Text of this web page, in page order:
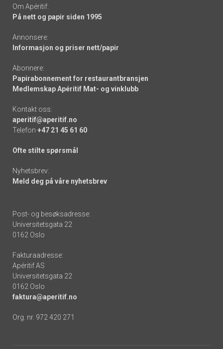
Om Apéritif:
På nett og papir siden 1995
Annonsere:
Informasjon og priser nett/papir
Abonnere:
Papirabonnement for restaurantbransjen
Medlemskap Apéritif Mat- og vinklubb
Kontakt oss:
aperitif@aperitif.no
Telefon +47 21 45 61 60
Ofte stilte spørsmål
Nyhetsbrev:
Meld deg på våre nyhetsbrev
Post- og besøksadresse:
Universitetsgata 22
0162 Oslo
Fakturaadresse:
Apéritif AS
Universitetsgata 22
0162 Oslo
faktura@aperitif.no
Org. nr. 972 420 271